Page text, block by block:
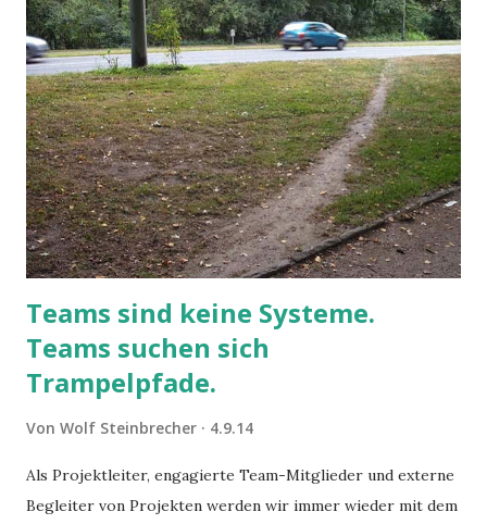
Teams sind keine Systeme.
Teams suchen sich
Trampelpfade.
Von Wolf Steinbrecher 4.9.14
Als Projektleiter, engagierte Team-Mitglieder und externe
Begleiter von Projekten werden wir immer wieder mit dem